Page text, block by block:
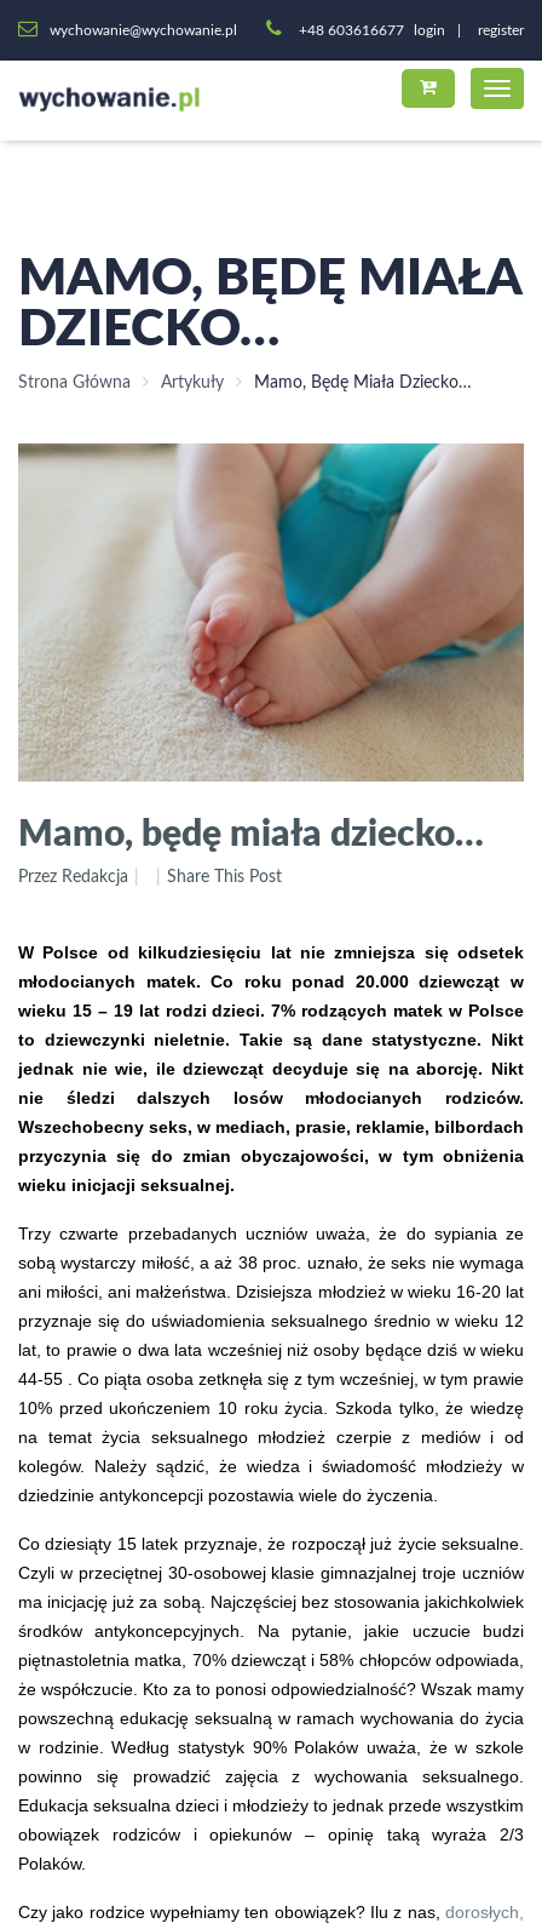
wychowanie@wychowanie.pl +48 603616677 login register
MAMO, BĘDĘ MIAŁA
DZIECKO…
Strona Główna Artykuły Mamo, Będę Miała Dziecko…
Mamo, będę miała dziecko…
Przez Redakcja Share This Post
W Polsce od kilkudziesięciu lat nie zmniejsza się odsetek
młodocianych matek. Co roku ponad 20.000 dziewcząt w
wieku 15 – 19 lat rodzi dzieci. 7% rodzących matek w Polsce
to dziewczynki nieletnie. Takie są dane statystyczne. Nikt
jednak nie wie, ile dziewcząt decyduje się na aborcję. Nikt
nie śledzi dalszych losów młodocianych rodziców.
Wszechobecny seks, w mediach, prasie, reklamie, bilbordach
przyczynia się do zmian obyczajowości, w tym obniżenia
wieku inicjacji seksualnej.
Trzy czwarte przebadanych uczniów uważa, że do sypiania ze
sobą wystarczy miłość, a aż 38 proc. uznało, że seks nie wymaga
ani miłości, ani małżeństwa. Dzisiejsza młodzież w wieku 16-20 lat
przyznaje się do uświadomienia seksualnego średnio w wieku 12
lat, to prawie o dwa lata wcześniej niż osoby będące dziś w wieku
44-55 . Co piąta osoba zetknęła się z tym wcześniej, w tym prawie
10% przed ukończeniem 10 roku życia. Szkoda tylko, że wiedzę
na temat życia seksualnego młodzież czerpie z mediów i od
kolegów. Należy sądzić, że wiedza i świadomość młodzieży w
dziedzinie antykoncepcji pozostawia wiele do życzenia.
Co dziesiąty 15 latek przyznaje, że rozpoczął już życie seksualne.
Czyli w przeciętnej 30-osobowej klasie gimnazjalnej troje uczniów
ma inicjację już za sobą. Najczęściej bez stosowania jakichkolwiek
środków antykoncepcyjnych. Na pytanie, jakie uczucie budzi
piętnastoletnia matka, 70% dziewcząt i 58% chłopców odpowiada,
że współczucie. Kto za to ponosi odpowiedzialność? Wszak mamy
powszechną edukację seksualną w ramach wychowania do życia
w rodzinie. Według statystyk 90% Polaków uważa, że w szkole
powinno się prowadzić zajęcia z wychowania seksualnego.
Edukacja seksualna dzieci i młodzieży to jednak przede wszystkim
obowiązek rodziców i opiekunów – opinię taką wyraża 2/3
Polaków.
Czy jako rodzice wypełniamy ten obowiązek? Ilu z nas, dorosłych,